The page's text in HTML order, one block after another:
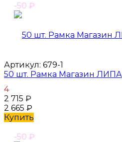
-50 ₽
Артикул: 679-1
50 шт. Рамка Магазин ЛИПА
4
2 715 ₽
2 665 ₽
Купить
-50 ₽